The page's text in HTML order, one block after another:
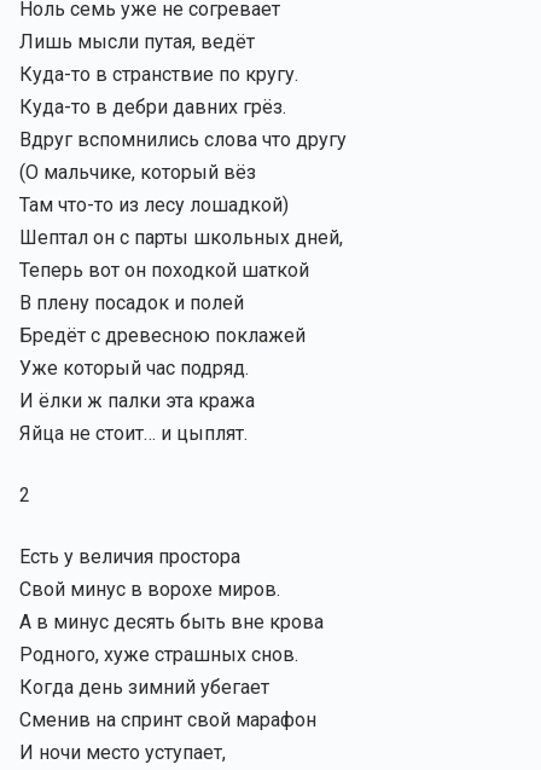
Ноль семь уже не согревает
Лишь мысли путая, ведёт
Куда-то в странствие по кругу.
Куда-то в дебри давних грёз.
Вдруг вспомнились слова что другу
(О мальчике, который вёз
Там что-то из лесу лошадкой)
Шептал он с парты школьных дней,
Теперь вот он походкой шаткой
В плену посадок и полей
Бредёт с древесною поклажей
Уже который час подряд.
И ёлки ж палки эта кража
Яйца не стоит… и цыплят.
2
Есть у величия простора
Свой минус в ворохе миров.
А в минус десять быть вне крова
Родного, хуже страшных снов.
Когда день зимний убегает
Сменив на спринт свой марафон
И ночи место уступает,